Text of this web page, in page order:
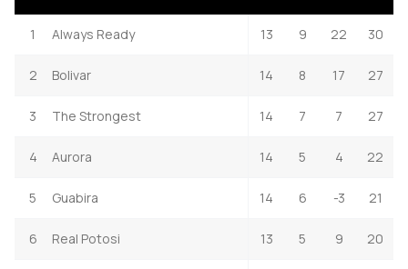
1 Always Ready 13 9 22 30
2 Bolivar 14 8 17 27
3 The Strongest 14 7 7 27
4 Aurora 14 5 4 22
5 Guabira 14 6 -3 21
6 Real Potosi 13 5 9 20